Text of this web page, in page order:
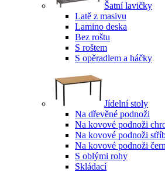
Šatní lavičky
Latě z masivu
Lamino deska
Bez roštu
S roštem
S opěradlem a háčky
Jídelní stoly
Na dřevěné podnoži
Na kovové podnoži
Na kovové podnoži
Na kovové podnoži
S oblými rohy
Skládací